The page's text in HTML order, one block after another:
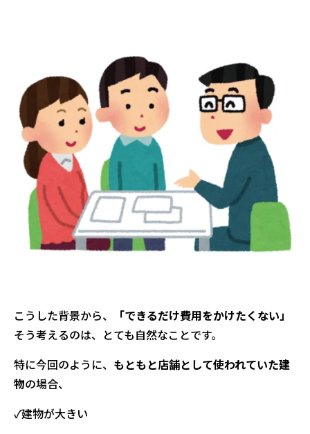
こうした背景から、
「できるだけ費用をかけたくない」
そう考えるのは、とても自然なことです。
特に今回のように、 もともと店舗として使われていた建
物の場合、
✓建物が大きい